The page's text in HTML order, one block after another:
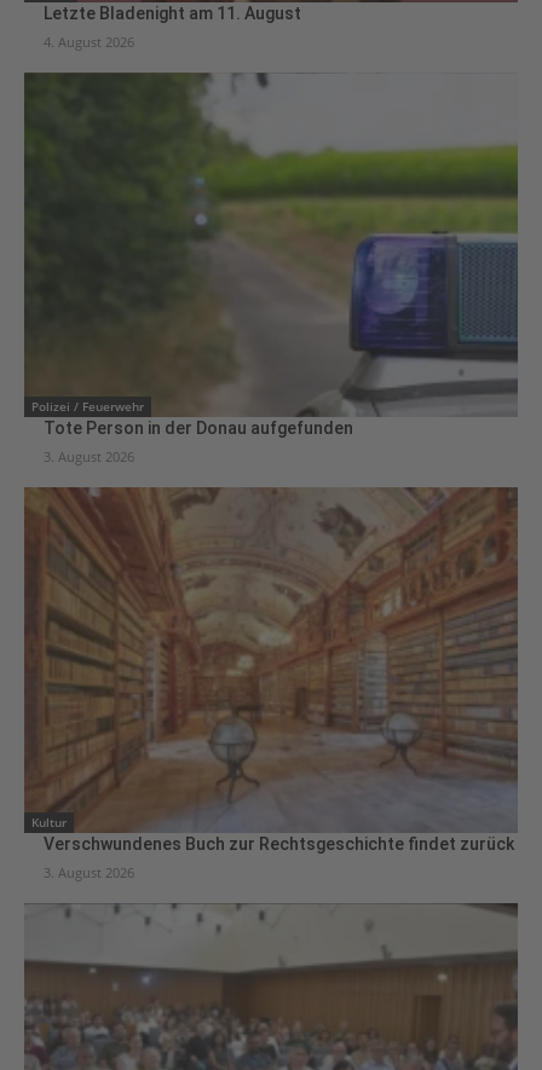
Letzte Bladenight am 11. August
4. August 2026
Polizei / Feuerwehr
Tote Person in der Donau aufgefunden
3. August 2026
Kultur
Verschwundenes Buch zur Rechtsgeschichte findet zurück
3. August 2026